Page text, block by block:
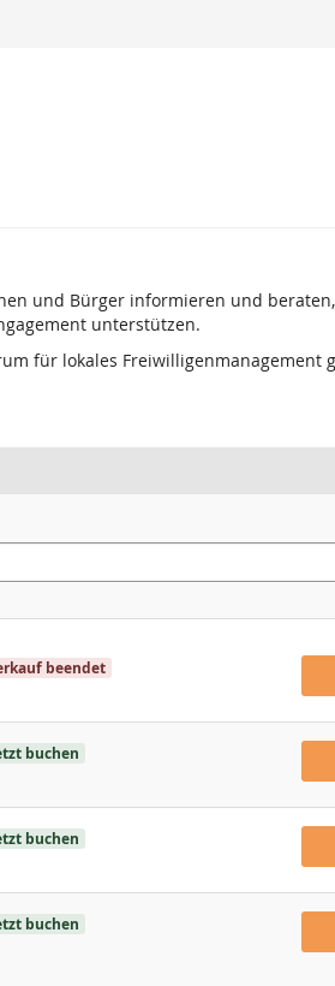
und Bürger informieren und
unterstützen.
für lokales Freiwilligenmanagement
beendet
buchen
buchen
buchen